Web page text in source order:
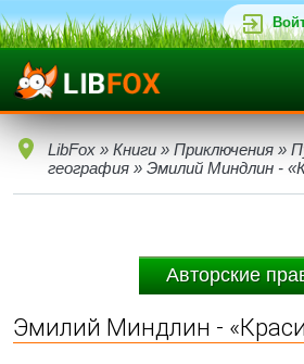
LibFox » Книги » Приключения »
география » Эмилий Миндлин -
Авторские
Эмилий Миндлин -